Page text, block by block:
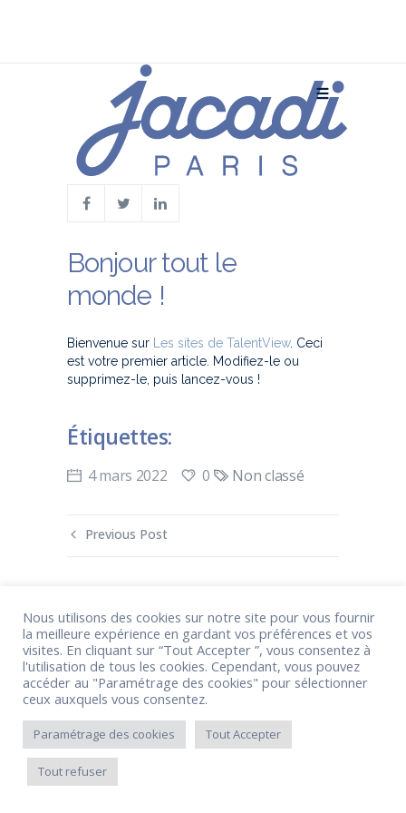
Bonjour tout le
monde !
Bienvenue sur Les sites de TalentView. Ceci
est votre premier article. Modifiez-le ou
supprimez-le, puis lancez-vous !
Étiquettes:
4 mars 2022 0 Non classé
Previous Post
Nous utilisons des cookies sur notre site pour vous fournir
la meilleure expérience en gardant vos préférences et vos
visites. En cliquant sur “Tout Accepter ”, vous consentez à
l'utilisation de tous les cookies. Cependant, vous pouvez
accéder au "Paramétrage des cookies" pour sélectionner
ceux auxquels vous consentez.
Paramétrage des cookies Tout Accepter
Tout refuser